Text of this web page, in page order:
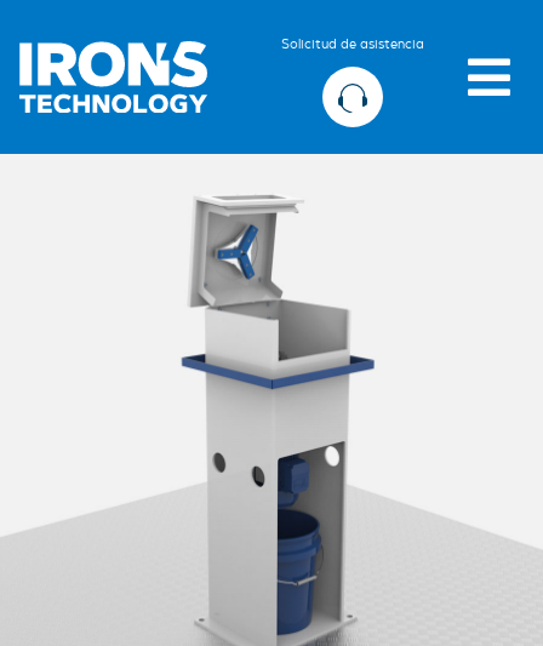
Solicitud de asistencia